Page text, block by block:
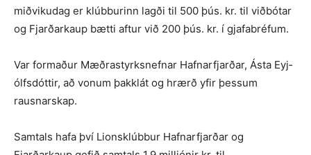
miðvikudag er klúbburinn lagði til 500 þús. kr. til viðbótar
og Fjarðarkaup bætti aftur við 200 þús. kr. í gjafabréfum.
Var formaður Mæðra­styrks­nefnar Hafnarfjarðar, Ásta Eyj­
ólfs­dóttir, að vonum þakklát og hrærð yfir þessum
rausnarskap.
Samtals hafa því Lionsklúbbur Hafnarfjarðar og